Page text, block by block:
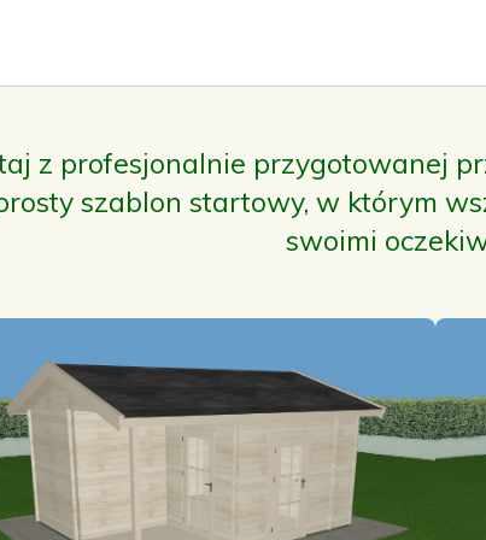
z profesjonalnie przygotowanej
szablon startowy, w którym
swoimi